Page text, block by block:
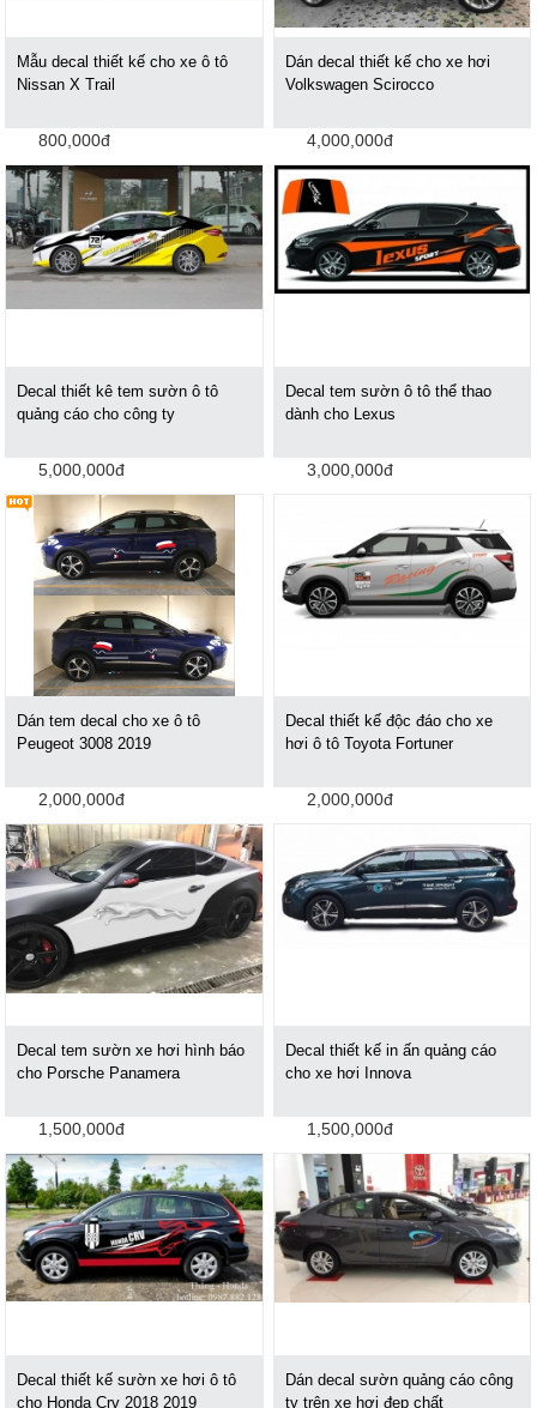
Mẫu decal thiết kế cho xe ô tô
Nissan X Trail
800,000đ
Dán decal thiết kế cho xe hơi
Volkswagen Scirocco
4,000,000đ
Decal thiết kê tem sườn ô tô
quảng cáo cho công ty
5,000,000đ
Decal tem sườn ô tô thể thao
dành cho Lexus
3,000,000đ
Dán tem decal cho xe ô tô
Peugeot 3008 2019
2,000,000đ
Decal thiết kế độc đáo cho xe
hơi ô tô Toyota Fortuner
2,000,000đ
Decal tem sườn xe hơi hình báo
cho Porsche Panamera
1,500,000đ
Decal thiết kế in ấn quảng cáo
cho xe hơi Innova
1,500,000đ
Decal thiết kế sườn xe hơi ô tô
cho Honda Crv 2018 2019
Dán decal sườn quảng cáo công
ty trên xe hơi đẹp chất